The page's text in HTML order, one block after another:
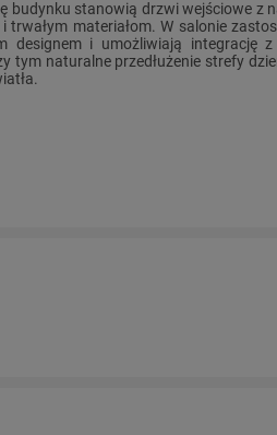
budynku stanowią drzwi wejściowe z
materiałom. W salonie
designem i umożliwiają integrację
naturalne przedłużenie strefy